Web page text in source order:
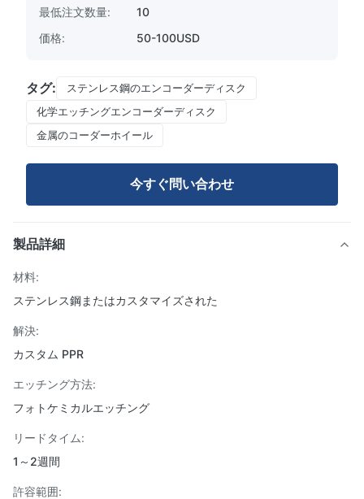
最低注文数量:
10
価格:
50-100USD
タグ:
ステンレス鋼のエンコーダーディスク
化学エッチングエンコーダーディスク
金属のコーダーホイール
今すぐ問い合わせ
製品詳細
材料:
ステンレス鋼またはカスタマイズされた
解決:
カスタム PPR
エッチング方法:
フォトケミカルエッチング
リードタイム:
1～2週間
許容範囲: